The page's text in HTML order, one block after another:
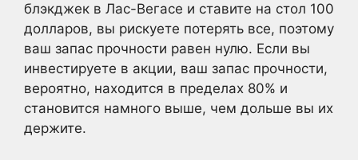
блэкджек в Лас-Вегасе и ставите на стол 100
долларов, вы рискуете потерять все, поэтому
ваш запас прочности равен нулю. Если вы
инвестируете в акции, ваш запас прочности,
вероятно, находится в пределах 80% и
становится намного выше, чем дольше вы их
держите.